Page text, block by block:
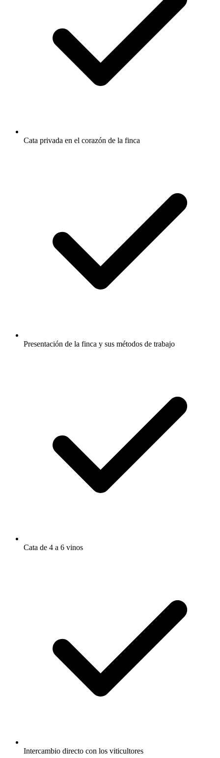
Cata privada en el corazón de la finca
Presentación de la finca y sus métodos de trabajo
Cata de 4 a 6 vinos
Intercambio directo con los viticultores